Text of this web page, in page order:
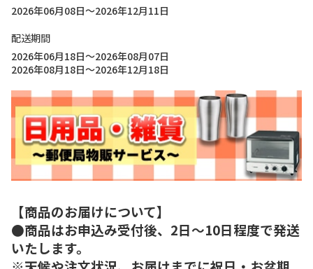
2026年06月08日～2026年12月11日
配送期間
2026年06月18日～2026年08月07日
2026年08月18日～2026年12月18日
【商品のお届けについて】
●商品はお申込み受付後、2日～10日程度で発送
いたします。